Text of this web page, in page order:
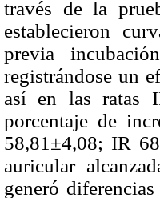
través de la
establecieron
previa
registrándose un
así en las ratas
porcentaje de
58,81±4,08; IR
auricular
generó